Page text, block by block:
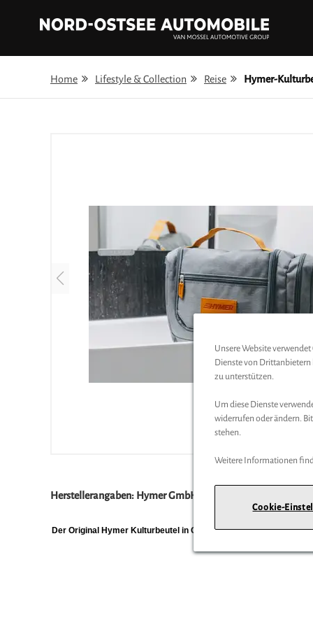
Home Lifestyle & Collection Reise Hymer-
Herstellerangaben: Hymer GmbH & Co. KG |
Der Original Hymer Kulturbeutel in Grau meliert ist die perfekte
Unsere Website
Dienste von
zu unterstützen.
Um diese Dienste
widerrufen oder ändern.
stehen.
Weitere Informationen
Cookie-